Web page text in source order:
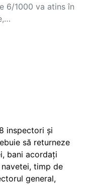
6/1000 va atins în
inspectori și
să returneze
bani acordați
timp de
general,